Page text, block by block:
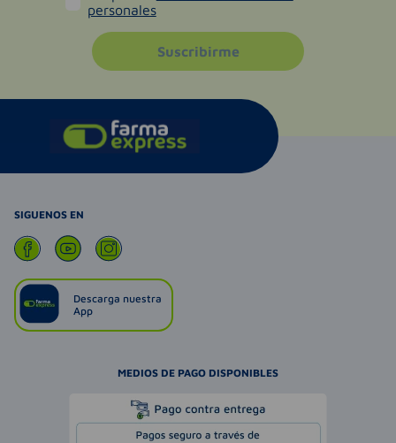
personales
Suscribirme
SIGUENOS EN
Descarga nuestra
App
MEDIOS DE PAGO DISPONIBLES